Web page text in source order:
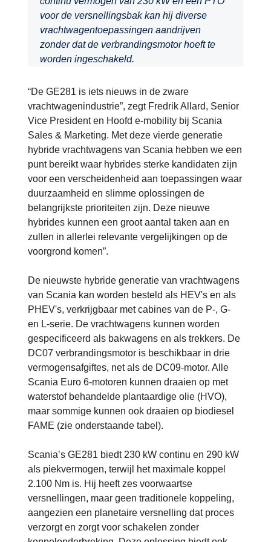
voor de versnellingsbak kan hij diverse
vrachtwagentoepassingen aandrijven
zonder dat de verbrandingsmotor hoeft te
worden ingeschakeld.
“De GE281 is iets nieuws in de zware
vrachtwagenindustrie”, zegt Fredrik Allard, Senior
Vice President en Hoofd e-mobility bij Scania
Sales & Marketing. Met deze vierde generatie
hybride vrachtwagens van Scania hebben we een
punt bereikt waar hybrides sterke kandidaten zijn
voor een verscheidenheid aan toepassingen waar
duurzaamheid en slimme oplossingen de
belangrijkste prioriteiten zijn. Deze nieuwe
hybrides kunnen een groot aantal taken aan en
zullen in allerlei relevante vergelijkingen op de
voorgrond komen”.
De nieuwste hybride generatie van vrachtwagens
van Scania kan worden besteld als HEV's en als
PHEV's, verkrijgbaar met cabines van de P-, G-
en L-serie. De vrachtwagens kunnen worden
gespecificeerd als bakwagens en als trekkers. De
DC07 verbrandingsmotor is beschikbaar in drie
vermogensafgiftes, net als de DC09-motor. Alle
Scania Euro 6-motoren kunnen draaien op met
waterstof behandelde plantaardige olie (HVO),
maar sommige kunnen ook draaien op biodiesel
FAME (zie onderstaande tabel).
Scania’s GE281 biedt 230 kW continu en 290 kW
als piekvermogen, terwijl het maximale koppel
2.100 Nm is. Hij heeft zes voorwaartse
versnellingen, maar geen traditionele koppeling,
aangezien een planetaire versnelling dat proces
verzorgt en zorgt voor schakelen zonder